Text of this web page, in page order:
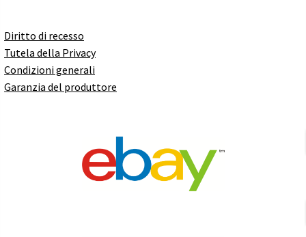
Diritto di recesso
Tutela della Privacy
Condizioni generali
Garanzia del produttore